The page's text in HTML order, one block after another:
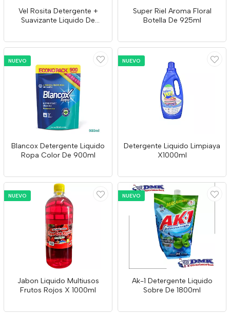
Vel Rosita Detergente +
Suavizante Liquido De
Super Riel Aroma Floral
Botella De 925ml
NUEVO
Blancox Detergente Liquido
Ropa Color De 900ml
NUEVO
Detergente Liquido Limpiaya
X1000ml
NUEVO
Jabon Liquido Multiusos
Frutos Rojos X 1000ml
NUEVO
Ak-1 Detergente Liquido
Sobre De 1800ml